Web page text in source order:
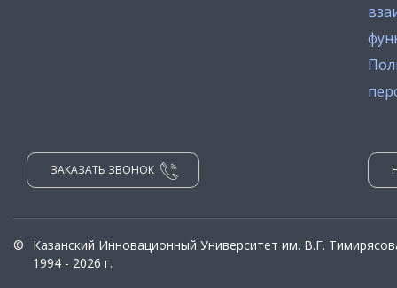
ЗАКАЗАТЬ ЗВОНОК
©
Казанский Инновационный Университет им. В.Г.
1994 - 2026 г.